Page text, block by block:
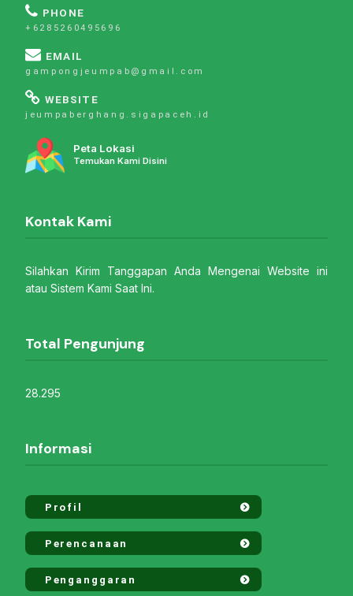
PHONE
+6285260495696
EMAIL
gampongjeumpab@gmail.com
WEBSITE
jeumpaberghang.sigapaceh.id
Peta Lokasi
Temukan Kami Disini
Kontak Kami
Silahkan Kirim Tanggapan Anda Mengenai Website ini
atau Sistem Kami Saat Ini.
Total Pengunjung
28.295
Informasi
Profil
Perencanaan
Penganggaran